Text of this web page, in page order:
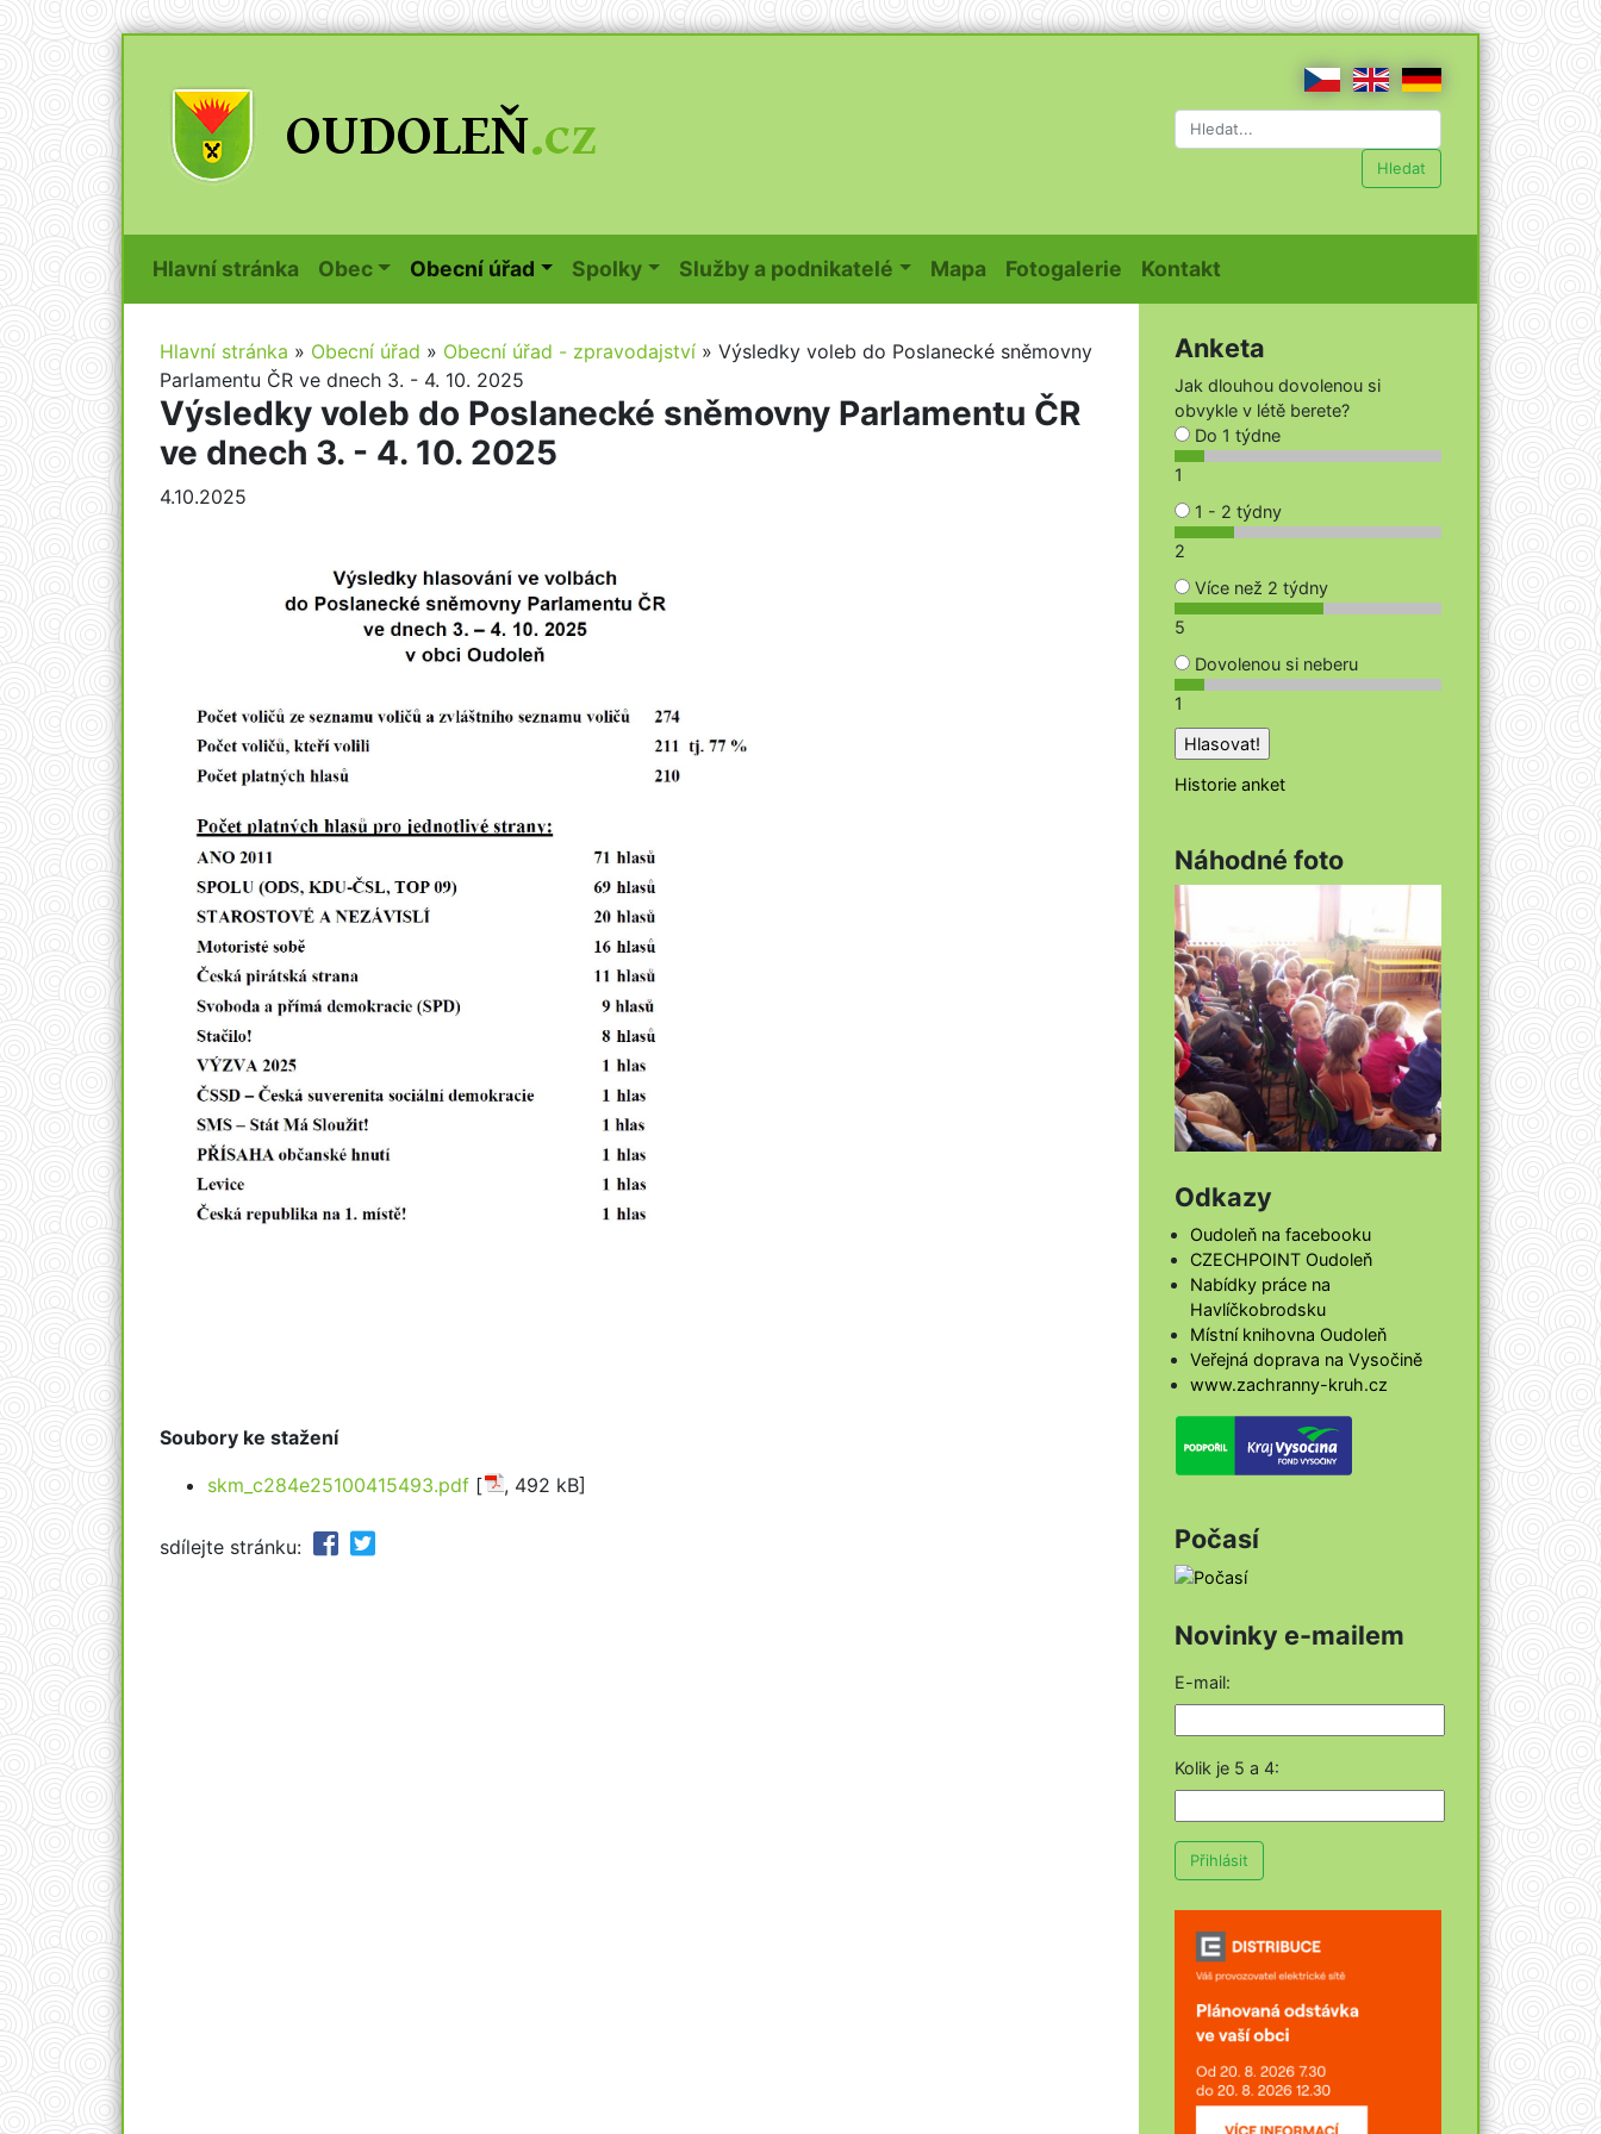
Hledat
Hlavní stránka (current)
Obec Obecní úřad Spolky Služby a podnikatelé Mapa (current)
Fotogalerie (current)
Kontakt
Hlavní stránka » Obecní úřad » Obecní úřad - zpravodajství » Výsledky voleb do Poslanecké sněmovny
Parlamentu ČR ve dnech 3. - 4. 10. 2025
Výsledky voleb do Poslanecké sněmovny Parlamentu ČR
ve dnech 3. - 4. 10. 2025
4.10.2025
Soubory ke stažení
skm_c284e25100415493.pdf [ , 492 kB]
sdílejte stránku:
Anketa
Jak dlouhou dovolenou si
obvykle v létě berete?
Do 1 týdne
1
1 - 2 týdny
2
Více než 2 týdny
5
Dovolenou si neberu
1
Historie anket
Náhodné foto
Odkazy
Oudoleň na facebooku
CZECHPOINT Oudoleň
Nabídky práce na
Havlíčkobrodsku
Místní knihovna Oudoleň
Veřejná doprava na Vysočině
www.zachranny-kruh.cz
Počasí
Novinky e-mailem
E-mail:
Kolik je 5 a 4:
Přihlásit